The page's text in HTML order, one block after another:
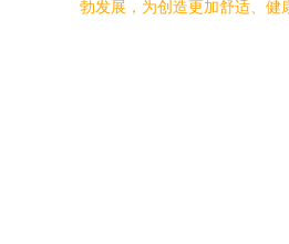
勃发展，为创造更加舒适、健